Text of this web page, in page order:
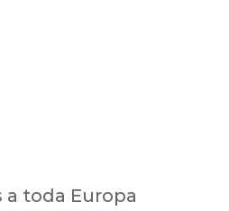
a toda Europa